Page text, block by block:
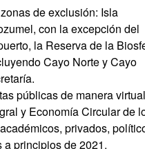
de exclusión: Isla
con la excepción del
la Reserva de la
Cayo Norte y Cayo
públicas de manera virtual
y Economía Circular de
privados,
principios de 2021.